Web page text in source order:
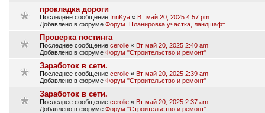
прокладка дороги
Последнее сообщение IrinKya « Вт май 20, 2025 4:57 pm
Добавлено в форуме Форум. Планировка участка, ландшафт
Проверка постинга
Последнее сообщение cerolie « Вт май 20, 2025 2:40 am
Добавлено в форуме Форум "Строительство и ремонт"
Заработок в сети.
Последнее сообщение cerolie « Вт май 20, 2025 2:39 am
Добавлено в форуме Форум "Строительство и ремонт"
Заработок в сети.
Последнее сообщение cerolie « Вт май 20, 2025 2:37 am
Добавлено в форуме Форум "Строительство и ремонт"